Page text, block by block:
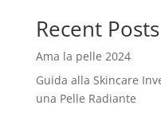
Recent Posts
Ama la pelle 2024
Guida alla Skincare
una Pelle Radiante